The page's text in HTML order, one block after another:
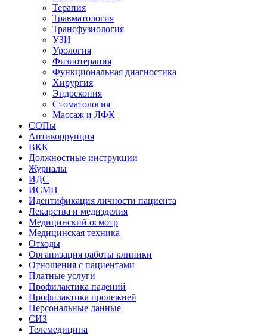
Терапия
Травматология
Трансфузиология
УЗИ
Урология
Физиотерапия
Функциональная диагностика
Хирургия
Эндоскопия
Стоматология
Массаж и ЛФК
СОПы
Антикоррупция
ВКК
Должностные инструкции
Журналы
ИДС
ИСМП
Идентификация личности пациента
Лекарства и медизделия
Медицинский осмотр
Медицинская техника
Отходы
Организация работы клиники
Отношения с пациентами
Платные услуги
Профилактика падений
Профилактика пролежней
Персональные данные
СИЗ
Телемедицина